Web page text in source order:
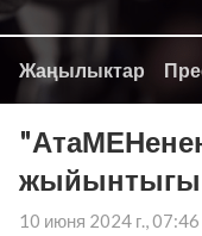
Жаңылыктар
10 июня 2024 г., 07:46